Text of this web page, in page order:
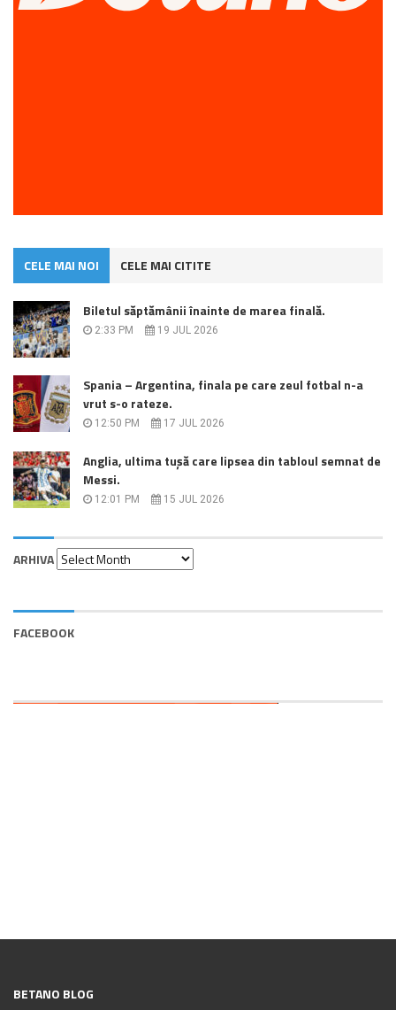
CELE MAI NOI CELE MAI CITITE
Biletul săptămânii înainte de marea finală.
2:33 PM 19 JUL 2026
Spania – Argentina, finala pe care zeul fotbal n-a
vrut s-o rateze.
12:50 PM 17 JUL 2026
Anglia, ultima tușă care lipsea din tabloul semnat de
Messi.
12:01 PM 15 JUL 2026
ARHIVA
Arhiva
FACEBOOK
BETANO BLOG